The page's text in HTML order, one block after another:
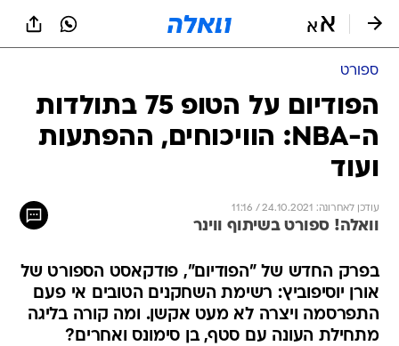
ספורט
הפודיום על הטופ 75 בתולדות
ה-NBA: הוויכוחים, ההפתעות
ועוד
עודכן לאחרונה: 24.10.2021 / 11:16
וואלה! ספורט בשיתוף ווינר
בפרק החדש של "הפודיום", פודקאסט הספורט של
אורן יוסיפוביץ: רשימת השחקנים הטובים אי פעם
התפרסמה ויצרה לא מעט אקשן. ומה קורה בליגה
מתחילת העונה עם סטף, בן סימונס ואחרים?